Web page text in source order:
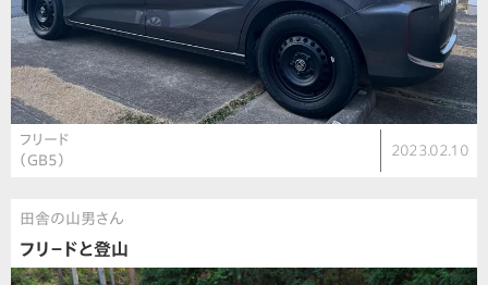
フリード
（GB5）
2023.02.10
田舎の山男さん
フリ－ドと登山